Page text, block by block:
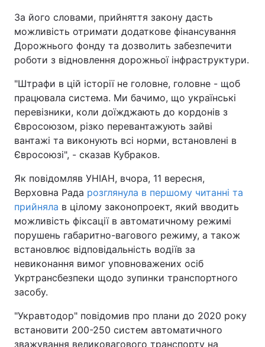
За його словами, прийняття закону дасть
можливість отримати додаткове фінансування
Дорожнього фонду та дозволить забезпечити
роботи з відновлення дорожньої інфраструктури.
"Штрафи в цій історії не головне, головне - щоб
працювала система. Ми бачимо, що українські
перевізники, коли доїжджають до кордонів з
Євросоюзом, різко перевантажують зайві
вантажі та виконують всі норми, встановлені в
Євросоюзі", - сказав Кубраков.
Як повідомляв УНІАН, вчора, 11 вересня,
Верховна Рада розглянула в першому читанні та
прийняла в цілому законопроект, який вводить
можливість фіксації в автоматичному режимі
порушень габаритно-вагового режиму, а також
встановлює відповідальність водіїв за
невиконання вимог уповноважених осіб
Укртрансбезпеки щодо зупинки транспортного
засобу.
"Укравтодор" повідомив про плани до 2020 року
встановити 200-250 систем автоматичного
зважування великовагового транспорту на